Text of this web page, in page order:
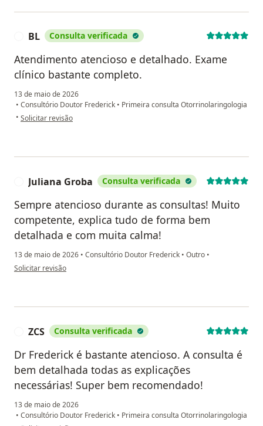
BL Consulta verificada
Atendimento atencioso e detalhado. Exame
clínico bastante completo.
13 de maio de 2026
• Consultório Doutor Frederick • Primeira consulta Otorrinolaringologia
• na opinião do utilizador BL
Solicitar revisão
Juliana Groba Consulta verificada
Sempre atencioso durante as consultas! Muito
competente, explica tudo de forma bem
detalhada e com muita calma!
13 de maio de 2026 • Consultório Doutor Frederick • Outro •
na opinião do utilizador Juliana Groba
Solicitar revisão
ZCS Consulta verificada
Dr Frederick é bastante atencioso. A consulta é
bem detalhada todas as explicações
necessárias! Super bem recomendado!
13 de maio de 2026
• Consultório Doutor Frederick • Primeira consulta Otorrinolaringologia